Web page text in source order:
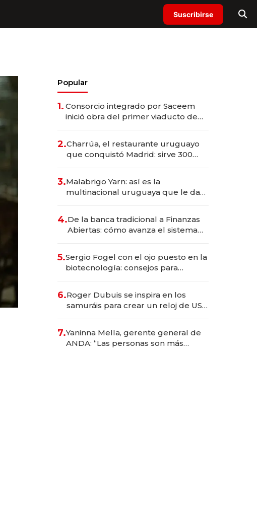
Suscribirse
Popular
1. Consorcio integrado por Saceem
inició obra del primer viaducto de
millones
2.Charrúa, el restaurante uruguayo
que conquistó Madrid: sirve 300
prepara apertura
3.Malabrigo Yarn: así es la
multinacional uruguaya que le da
4.De la banca tradicional a Finanzas
Abiertas: cómo avanza el sistema
5.Sergio Fogel con el ojo puesto en la
biotecnología: consejos para
6.Roger Dubuis se inspira en los
samuráis para crear un reloj de US$
7.Yaninna Mella, gerente general de
ANDA: “Las personas son más